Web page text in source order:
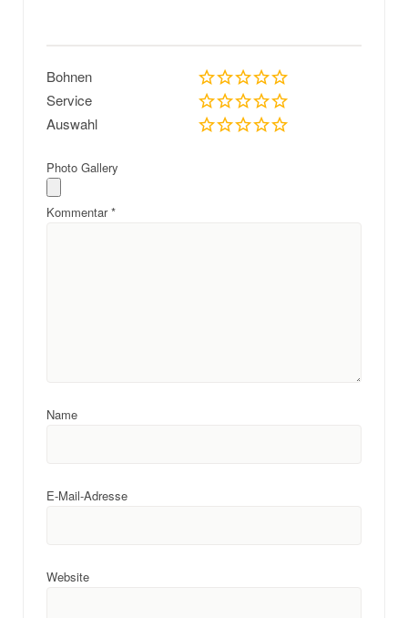
Bohnen
Service
Auswahl
Photo Gallery
Kommentar*
Name
E-Mail-Adresse
Website